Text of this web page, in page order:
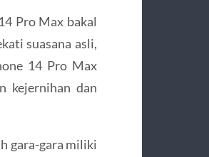
Pro Max bakal
suasana asli,
14 Pro Max
kejernihan dan
gara-gara miliki